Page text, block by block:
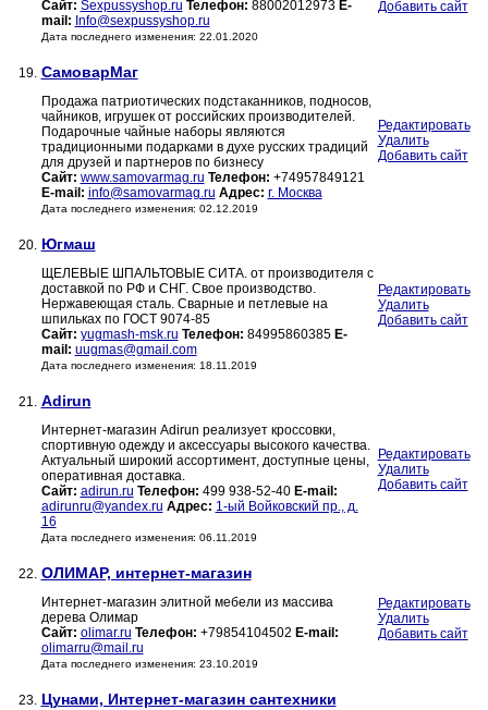
Сайт: Sexpussyshop.ru Телефон: 88002012973 E-
mail: Info@sexpussyshop.ru
Дата последнего изменения: 22.01.2020
Добавить сайт
19. СамоварМаг
Продажа патриотических подстаканников, подносов,
чайников, игрушек от российских производителей.
Подарочные чайные наборы являются
традиционными подарками в духе русских традиций
для друзей и партнеров по бизнесу
Сайт: www.samovarmag.ru Телефон: +74957849121
E-mail: info@samovarmag.ru Адрес: г. Москва
Дата последнего изменения: 02.12.2019
Редактировать
Удалить
Добавить сайт
20. Югмаш
ЩЕЛЕВЫЕ ШПАЛЬТОВЫЕ СИТА. от производителя с
доставкой по РФ и СНГ. Свое производство.
Нержавеющая сталь. Сварные и петлевые на
шпильках по ГОСТ 9074-85
Сайт: yugmash-msk.ru Телефон: 84995860385 E-
mail: uugmas@gmail.com
Дата последнего изменения: 18.11.2019
Редактировать
Удалить
Добавить сайт
21. Adirun
Интернет-магазин Adirun реализует кроссовки,
спортивную одежду и аксессуары высокого качества.
Актуальный широкий ассортимент, доступные цены,
оперативная доставка.
Сайт: adirun.ru Телефон: 499 938-52-40 E-mail:
adirunru@yandex.ru Адрес: 1-ый Войковский пр., д.
16
Дата последнего изменения: 06.11.2019
Редактировать
Удалить
Добавить сайт
22. ОЛИМАР, интернет-магазин
Интернет-магазин элитной мебели из массива
дерева Олимар
Сайт: olimar.ru Телефон: +79854104502 E-mail:
olimarru@mail.ru
Дата последнего изменения: 23.10.2019
Редактировать
Удалить
Добавить сайт
23. Цунами, Интернет-магазин сантехники